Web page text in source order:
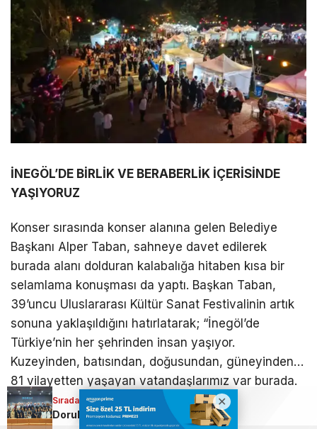
Sıradaki Haber
İnegöl’de bu festival kolay kolay unutulmayacak; Coşku tavan yaptı!
İNEGÖL’DE BİRLİK VE BERABERLİK İÇERİSİNDE
YAŞIYORUZ
Konser sırasında konser alanına gelen Belediye
Başkanı Alper Taban, sahneye davet edilerek
burada alanı dolduran kalabalığa hitaben kısa bir
selamlama konuşması da yaptı. Başkan Taban,
39’uncu Uluslararası Kültür Sanat Festivalinin artık
sonuna yaklaşıldığını hatırlatarak; “İnegöl’de
Türkiye’nin her şehrinden insan yaşıyor.
Kuzeyinden, batısından, doğusundan, güneyinden…
81 vilayetten yaşayan vatandaşlarımız var burada.
Birlik ve beraberlik içerisinde yaşıyoruz. Rabbim bu
birlik beraberliğimizi her zaman daim etsin. Bizler
Sıradaki Haber
Doruk Sağlık Grubu’nun gurur günü